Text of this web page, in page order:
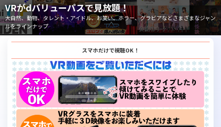
VRがdバリューパスで見放題！
大自然、動物、タレント・アイドル、お笑い、ホラー、グラビアなどさまざまなジャン
ルをラインナップ
スマホだけで視聴OK！